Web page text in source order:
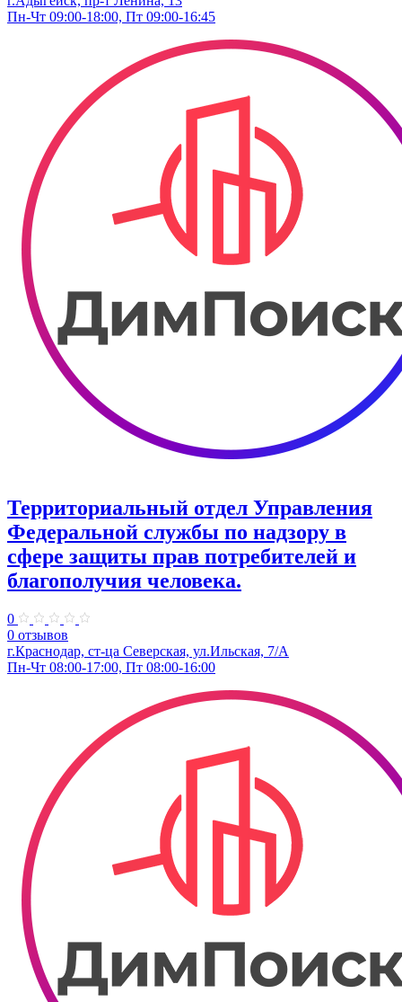
Пн-Чт 09:00-18:00, Пт 09:00-16:45
Территориальный отдел Управления
Федеральной службы по надзору в
сфере защиты прав потребителей и
благополучия человека.
0
0 отзывов
г.Краснодар, ст-ца Северская, ул.Ильская, 7/А
Пн-Чт 08:00-17:00, Пт 08:00-16:00